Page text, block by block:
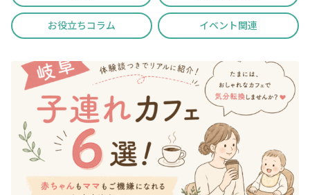
お役立ちコラム イベント関連